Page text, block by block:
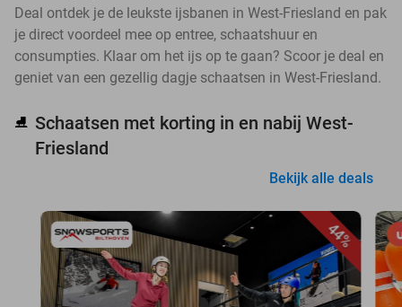
Deal ontdek je de leukste ijsbanen in West-Friesland en pak
je direct voordeel mee op entree, schaatshuur en
consumpties. Klaar om het ijs op te gaan? Scoor je deal en
geniet van een gezellig dagje schaatsen in West-Friesland.
⛸️ Schaatsen met korting in en nabij West-
Friesland
Bekijk alle deals
44%